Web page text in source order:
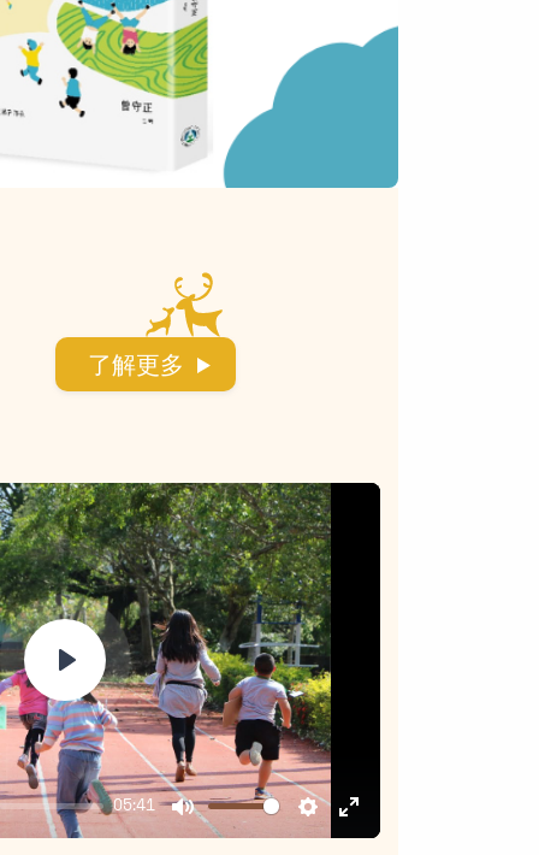
05:41
Mute Settings
Enter
Play